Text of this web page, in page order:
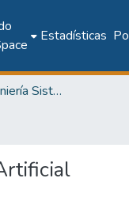
Estadísticas
Facultad de Ingeniería Sistemas Computacionales